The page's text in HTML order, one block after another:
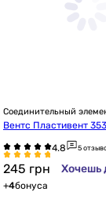
Соединительный
Вентс Пластивент
5
245 грн Хочешь
+4бонуса